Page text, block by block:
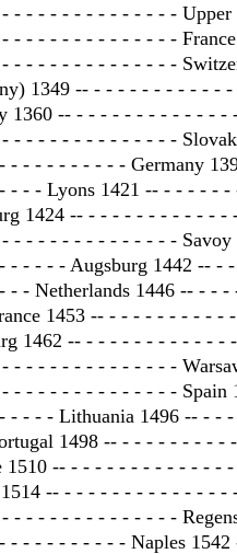
- - - - - - - - - - - - - - -
- - - - - - - - - - - - - -
- - - - - - - - - - - - - - -
1349 -- - - - - - - - - - - -
1360 -- - - - - - - - - - - - -
- - - - - - - - - - - - - -
- - - - - - - - - - Germany
- - - Lyons 1421 -- - - - - -
1424 -- - - - - - - - - - - -
- - - - - - - - - - - - - - -
- - - - - Augsburg 1442 -- -
- - Netherlands 1446 -- - -
1453 -- - - - - - - - - - -
1462 -- - - - - - - - - - - -
- - - - - - - - - - - - - - -
- - - - - - - - - - - - - - -
- - - - Lithuania 1496 -- - -
1498 -- - - - - - - - - -
1510 -- - - - - - - - - - - - - -
1514 -- - - - - - - - - - - - - - -
- - - - - - - - - - - - - -
- - - - - - - - - - Naples